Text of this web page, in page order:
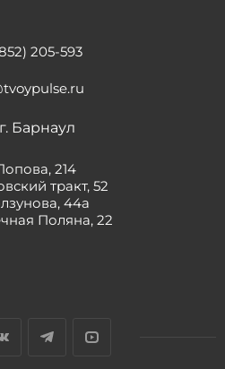
205-593
г. Барнаул
214
тракт, 52
44а
Поляна, 22